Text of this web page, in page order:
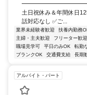
土日祝休み＆年間休日
話対応なし ✅ご...
業界未経験者歓迎 扶養内勤務
主婦・主夫歓迎
フリーター歓迎
職場見学可
平日のみOK 転勤
ブランクOK
交通費支給 長期
アルバイト・パート